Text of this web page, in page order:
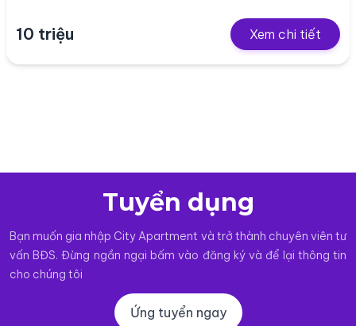
10 triệu Xem chi tiết
Tuyển dụng
Bạn muốn gia nhập City Apartment và trở thành chuyên viên tư
vấn BĐS. Đừng ngần ngại bấm vào đăng ký và để lại thông tin
cho chúng tôi
Ứng tuyển ngay